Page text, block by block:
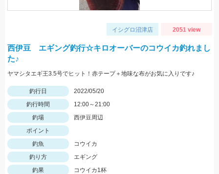
イシグロ沼津店 2051 view
西伊豆 エギング釣行☆キロオーバーのコウイカ釣れまし
た♪
ヤマシタエギ王3.5号でヒット！赤テープ＋地味な布がお気に入りです♪
釣行日
2022/05/20
釣行時間
12:00～21:00
釣場
西伊豆周辺
ポイント
釣魚
コウイカ
釣り方
エギング
釣果
コウイカ1杯